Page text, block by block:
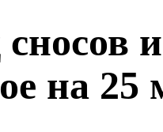
на 25